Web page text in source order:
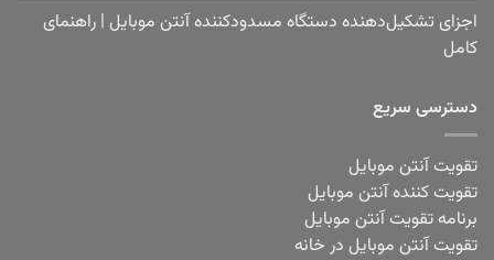
اجزای تشکیل‌دهنده دستگاه مسدودکننده آنتن موبایل | راهنمای
کامل
دسترسی سریع
تقویت آنتن موبایل
تقویت کننده آنتن موبایل
برنامه تقویت آنتن موبایل
تقویت آنتن موبایل در خانه